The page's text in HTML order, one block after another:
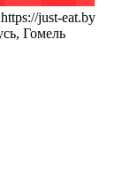
https://just-eat.by
Гомель